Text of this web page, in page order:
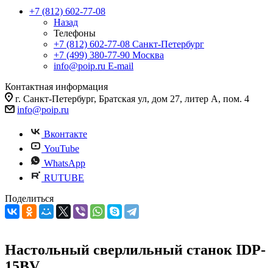
+7 (812) 602-77-08
Назад
Телефоны
+7 (812) 602-77-08 Санкт-Петербург
+7 (499) 380-77-90 Москва
info@poip.ru E-mail
Контактная информация
г. Санкт-Петербург, Братская ул, дом 27, литер А, пом. 4
info@poip.ru
Вконтакте
YouTube
WhatsApp
RUTUBE
Поделиться
Настольный сверлильный станок IDP-